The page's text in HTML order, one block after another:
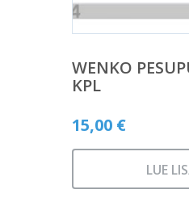
WENKO
KPL
15,00 €
LUE